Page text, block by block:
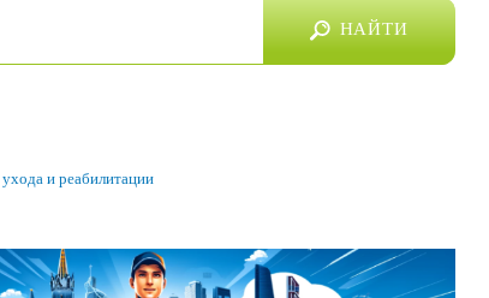
НАЙТИ
и реабилитации